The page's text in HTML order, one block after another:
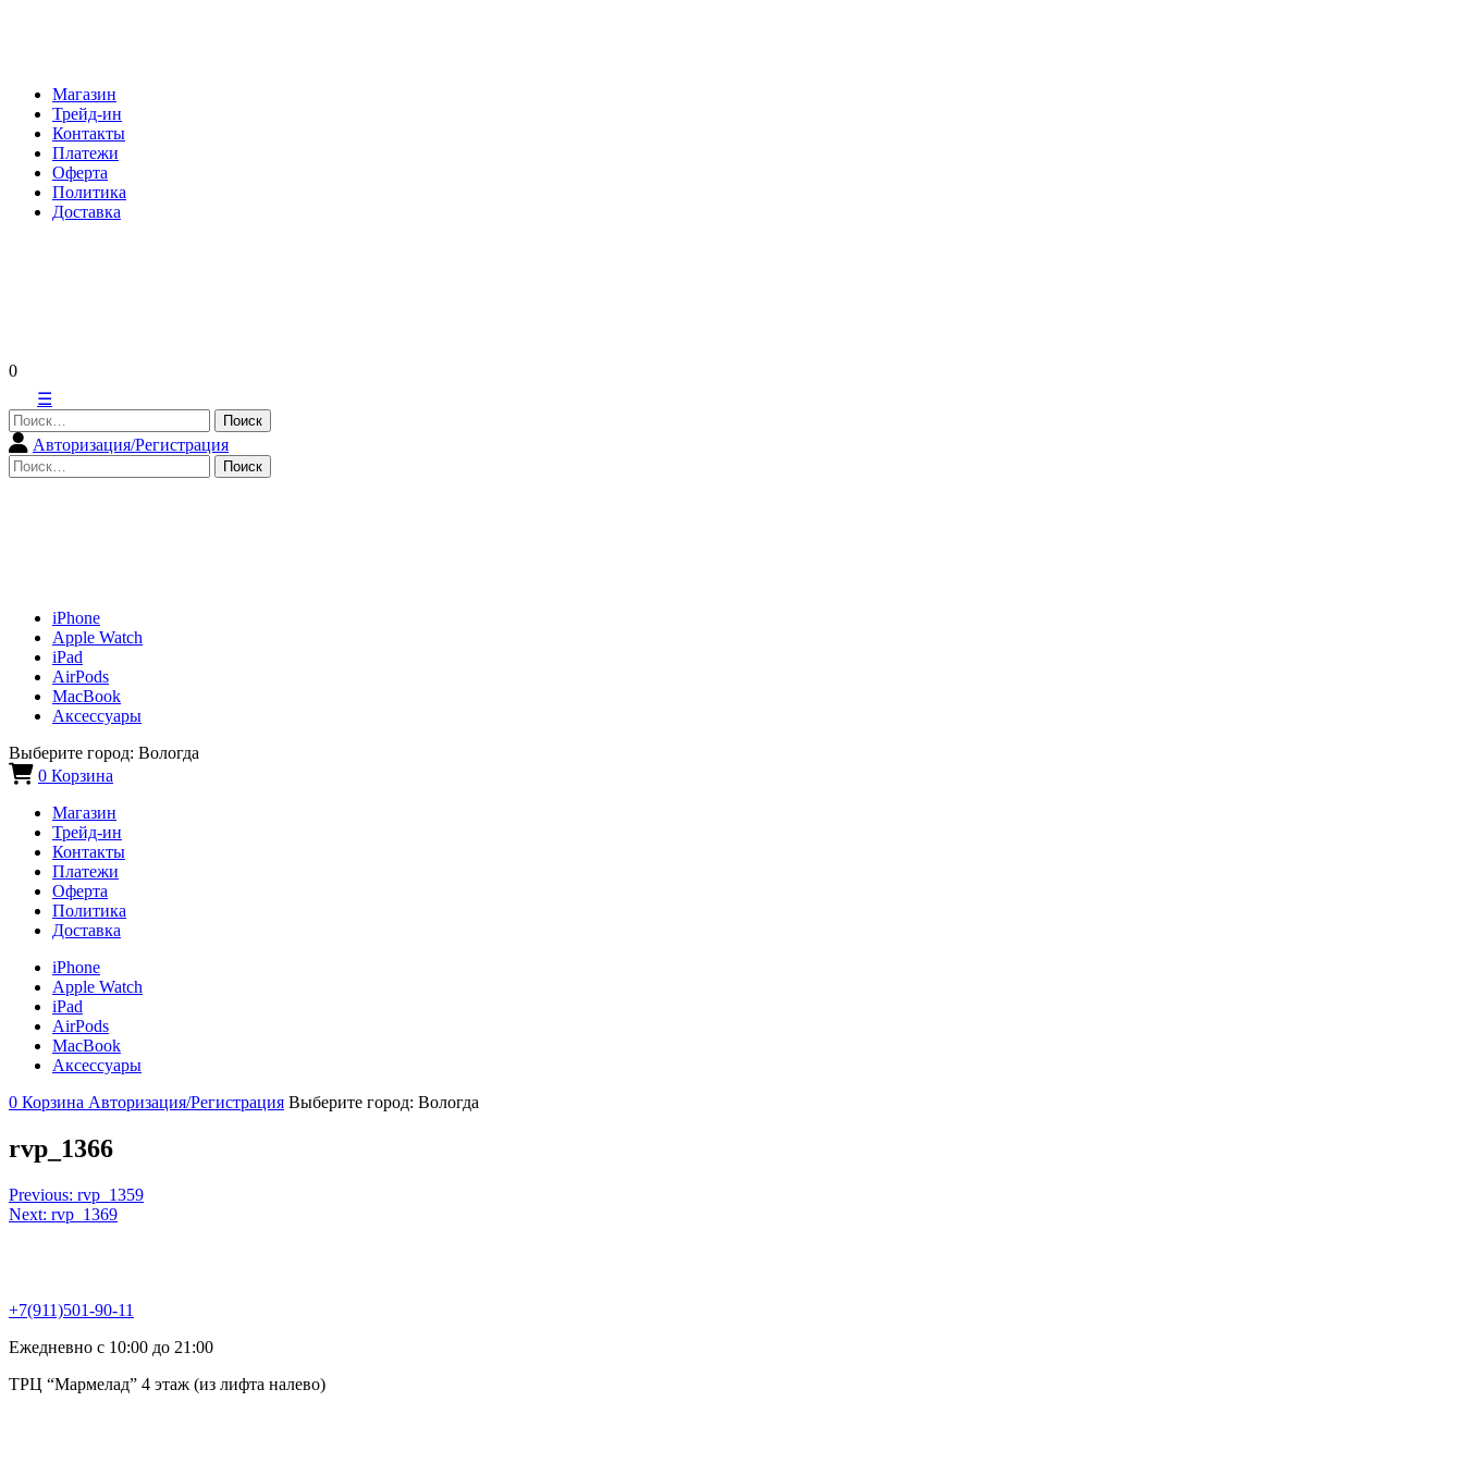
Магазин
Трейд-ин
Контакты
Платежи
Оферта
Политика
Доставка
0
☰
Найти:
Авторизация/Регистрация
Найти:
iPhone
Apple Watch
iPad
AirPods
MacBook
Аксессуары
Выберите город: Вологда
0 Корзина
Магазин
Трейд-ин
Контакты
Платежи
Оферта
Политика
Доставка
iPhone
Apple Watch
iPad
AirPods
MacBook
Аксессуары
0 Корзина Авторизация/Регистрация Выберите город: Вологда
rvp_1366
Навигация
по
Previous: rvp_1359
Next: rvp_1369
+7(911)501-90-11
Ежедневно с 10:00 до 21:00
ТРЦ “Мармелад” 4 этаж (из лифта налево)